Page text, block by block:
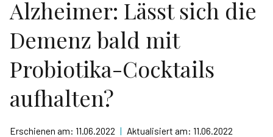
Alzheimer: Lässt sich die
Demenz bald mit
Probiotika-Cocktails
aufhalten?
Erschienen am: 11.06.2022 | Aktualisiert am: 11.06.2022